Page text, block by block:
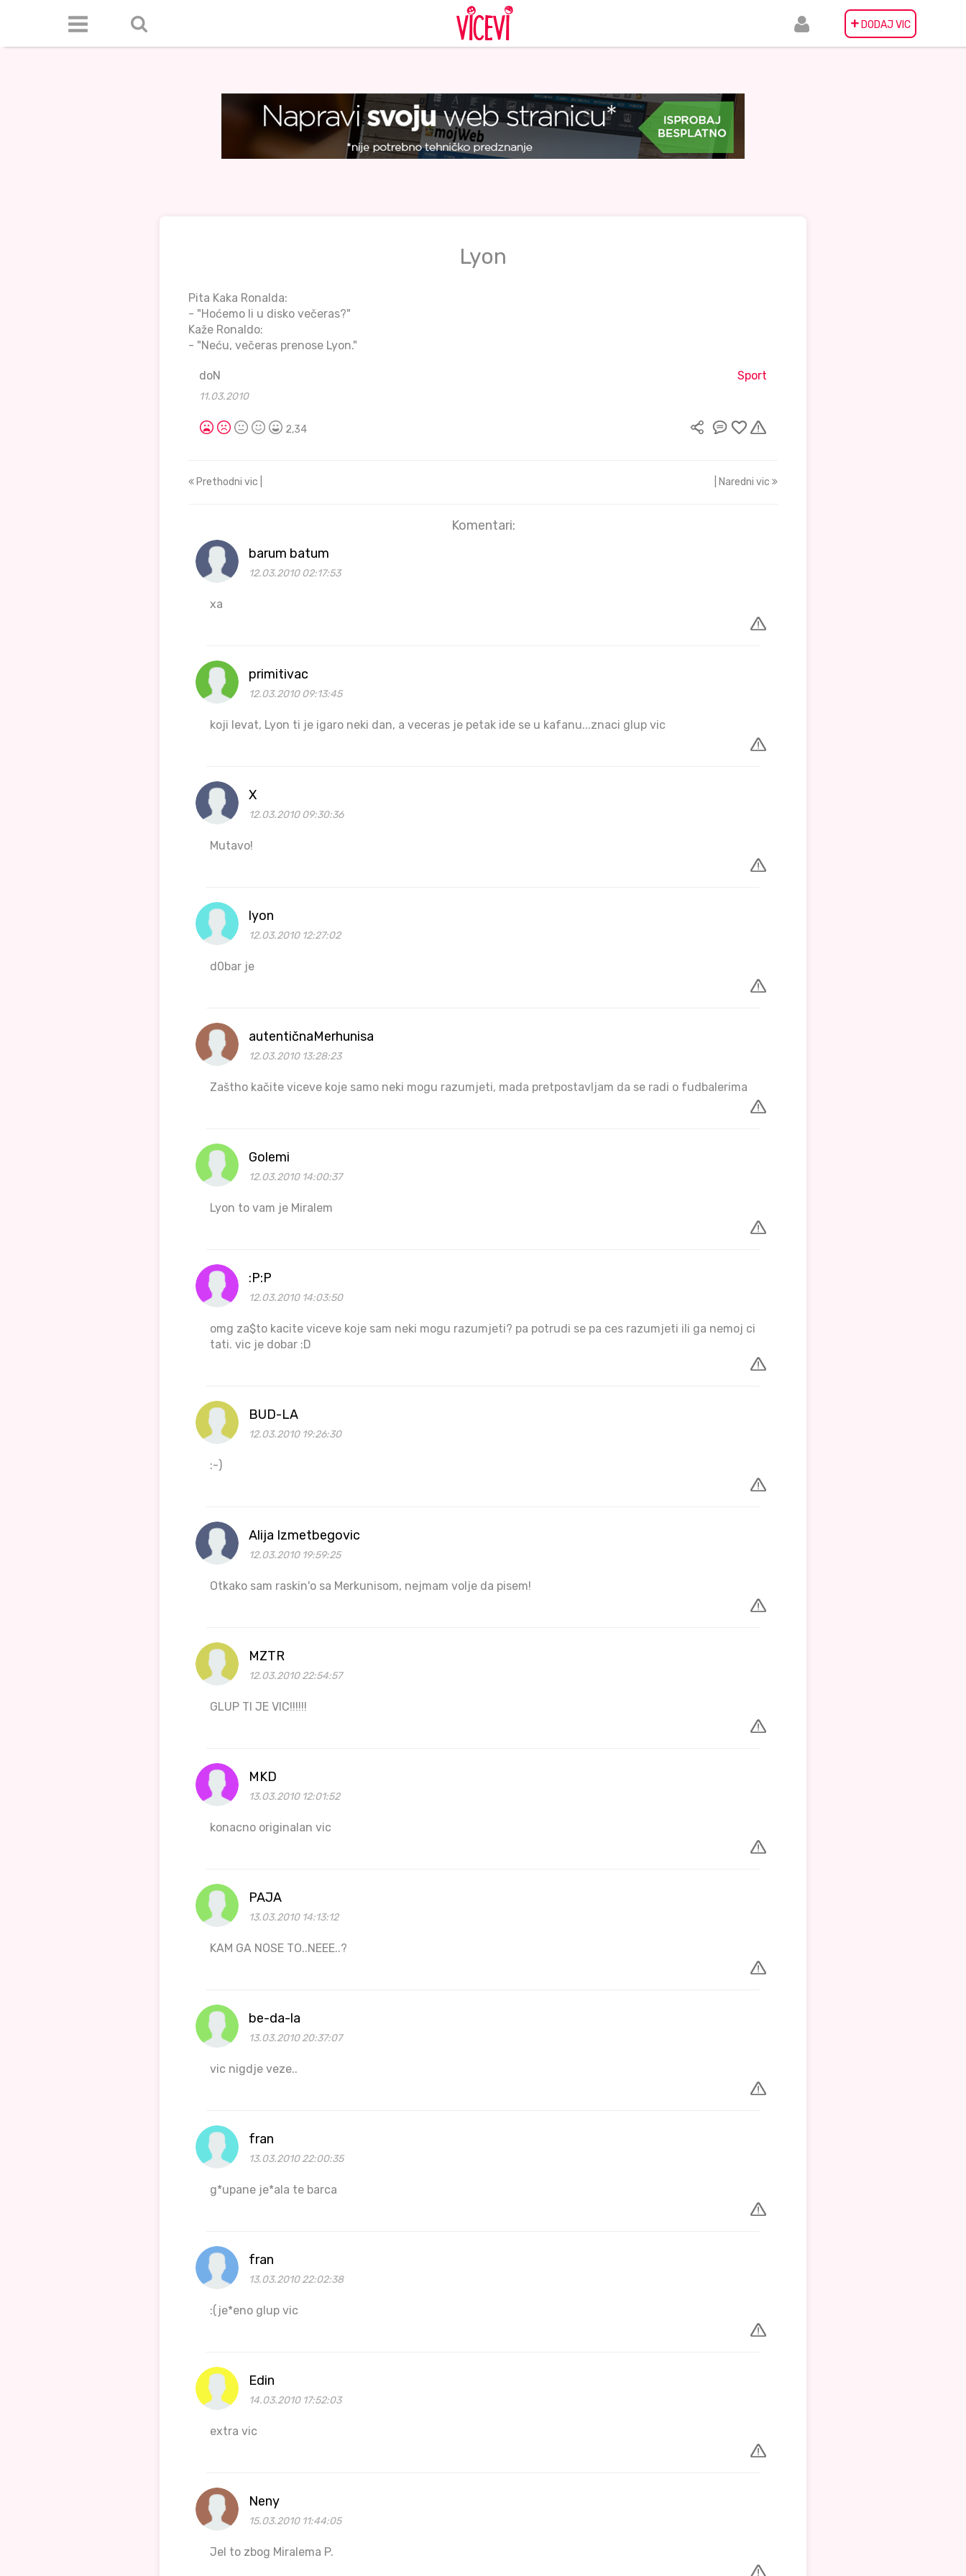
+ DODAJ VIC
Lyon
Pita Kaka Ronalda:
- "Hoćemo li u disko večeras?"
Kaže Ronaldo:
- "Neću, večeras prenose Lyon."
doN
11.03.2010
Sport
2,34
Prethodni vic | | Naredni vic
Komentari:
barum batum
12.03.2010 02:17:53
xa
primitivac
12.03.2010 09:13:45
koji levat, Lyon ti je igaro neki dan, a veceras je petak ide se u kafanu...znaci glup vic
X
12.03.2010 09:30:36
Mutavo!
lyon
12.03.2010 12:27:02
d0bar je
autentičnaMerhunisa
12.03.2010 13:28:23
Zaštho kačite viceve koje samo neki mogu razumjeti, mada pretpostavljam da se radi o fudbalerima
Golemi
12.03.2010 14:00:37
Lyon to vam je Miralem
:P:P
12.03.2010 14:03:50
omg za$to kacite viceve koje sam neki mogu razumjeti? pa potrudi se pa ces razumjeti ili ga nemoj ci
tati. vic je dobar :D
BUD-LA
12.03.2010 19:26:30
:-)
Alija Izmetbegovic
12.03.2010 19:59:25
Otkako sam raskin'o sa Merkunisom, nejmam volje da pisem!
MZTR
12.03.2010 22:54:57
GLUP TI JE VIC!!!!!!
MKD
13.03.2010 12:01:52
konacno originalan vic
PAJA
13.03.2010 14:13:12
KAM GA NOSE TO..NEEE..?
be-da-la
13.03.2010 20:37:07
vic nigdje veze..
fran
13.03.2010 22:00:35
g*upane je*ala te barca
fran
13.03.2010 22:02:38
:(je*eno glup vic
Edin
14.03.2010 17:52:03
extra vic
Neny
15.03.2010 11:44:05
Jel to zbog Miralema P.